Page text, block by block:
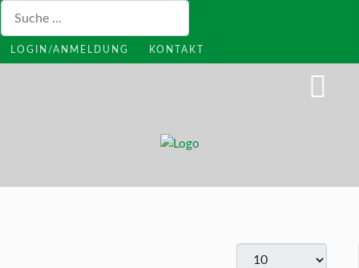
LOGIN/ANMELDUNG KONTAKT
Anzeige #